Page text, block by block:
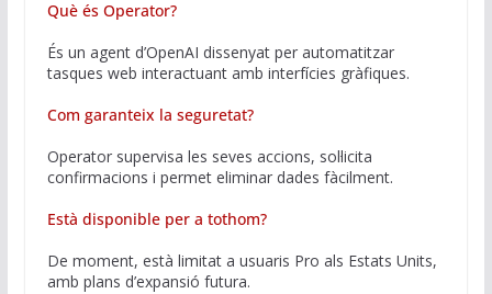
Què és Operator?
És un agent d’OpenAI dissenyat per automatitzar
tasques web interactuant amb interfícies gràfiques.
Com garanteix la seguretat?
Operator supervisa les seves accions, sol·licita
confirmacions i permet eliminar dades fàcilment.
Està disponible per a tothom?
De moment, està limitat a usuaris Pro als Estats Units,
amb plans d’expansió futura.